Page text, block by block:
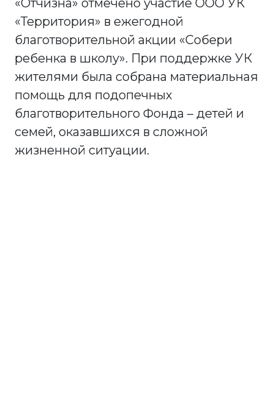
«Отчизна» отмечено участие ООО УК
«Территория» в ежегодной
благотворительной акции «Собери
ребенка в школу». При поддержке УК
жителями была собрана материальная
помощь для подопечных
благотворительного Фонда – детей и
семей, оказавшихся в сложной
жизненной ситуации.